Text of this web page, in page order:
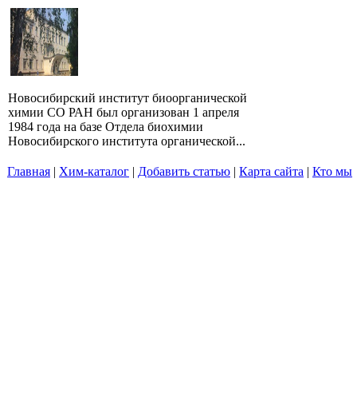
Новосибирский институт биоорганической
химии СО РАН был организован 1 апреля
1984 года на базе Отдела биохимии
Новосибирского института органической...
Главная | Хим-каталог | Добавить статью | Карта сайта | Кто мы